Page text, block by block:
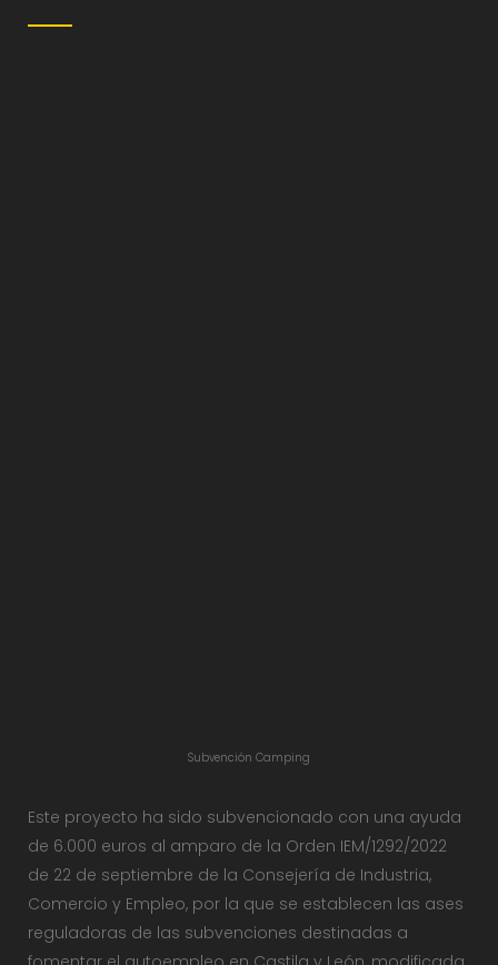
Subvención Camping
Este proyecto ha sido subvencionado con una ayuda
de 6.000 euros al amparo de la Orden IEM/1292/2022
de 22 de septiembre de la Consejería de Industria,
Comercio y Empleo, por la que se establecen las ases
reguladoras de las subvenciones destinadas a